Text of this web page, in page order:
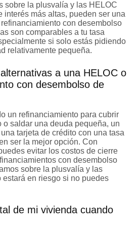
sobre la plusvalía y las HELOC
interés más altas, pueden ser una
con desembolso
son comparables a tu tasa
si solo estás pidiendo
relativamente pequeña.
a una HELOC o
con desembolso de
un refinanciamiento para cubrir
o saldar una deuda pequeña, un
tarjeta de crédito con una tasa
ser la mejor opción. Con
evitar los costos de cierre
con desembolso
sobre la plusvalía y las
estará en riesgo si no puedes
de mi vivienda cuando